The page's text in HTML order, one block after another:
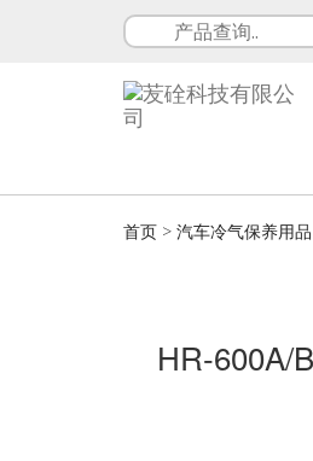
首页 > 汽车冷气保养用品
HR-600A/